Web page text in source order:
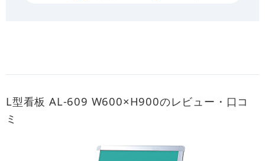
L型看板 AL-609 W600×H900のレビュー・口コ
ミ